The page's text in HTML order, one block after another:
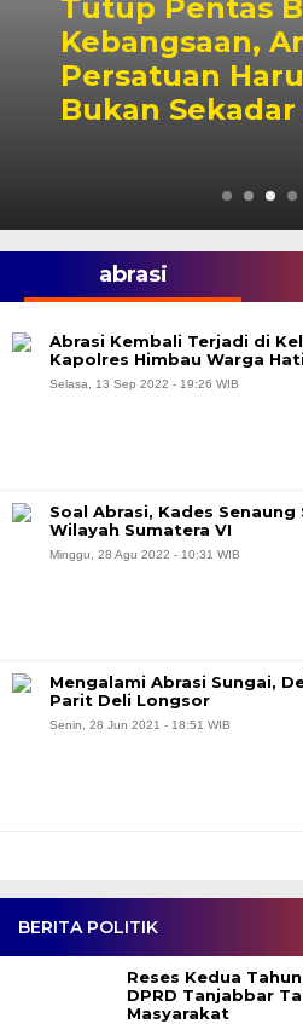
Tutup Pentas
Kebangsaan,
Persatuan
Bukan Sekadar
BERITA POLITIK
Reses Kedua
DPRD Tanjabbar
Masyarakat
abrasi
Abrasi Kembali Terjadi di
Kapolres Himbau Warga
Selasa, 13 Sep 2022 - 19:26 WIB
Soal Abrasi, Kades
Wilayah Sumatera VI
Minggu, 28 Agu 2022 - 10:31 WIB
Mengalami Abrasi Sungai,
Parit Deli Longsor
Senin, 28 Jun 2021 - 18:51 WIB